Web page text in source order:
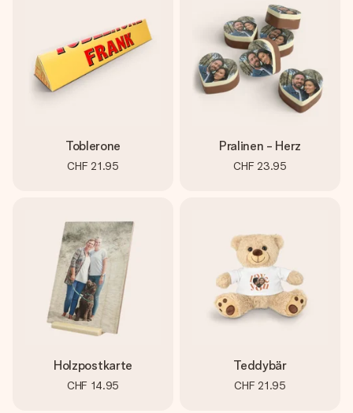
Toblerone
CHF 21.95
Pralinen - Herz
CHF 23.95
Holzpostkarte
CHF 14.95
Teddybär
CHF 21.95